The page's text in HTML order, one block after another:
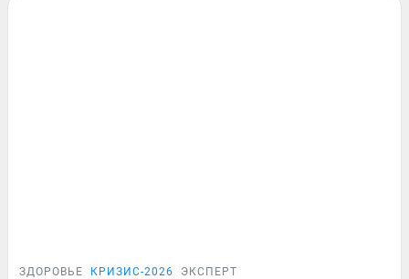
ЗДОРОВЬЕ КРИЗИС-2026 ЭКСПЕРТ